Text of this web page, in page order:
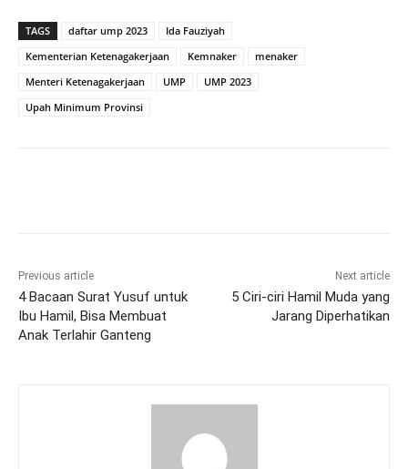
TAGS daftar ump 2023
Ida Fauziyah
Kementerian Ketenagakerjaan
Kemnaker
menaker
Menteri Ketenagakerjaan
UMP
UMP 2023
Upah Minimum Provinsi
Previous article
4 Bacaan Surat Yusuf untuk
Ibu Hamil, Bisa Membuat
Anak Terlahir Ganteng
Next article
5 Ciri-ciri Hamil Muda yang
Jarang Diperhatikan